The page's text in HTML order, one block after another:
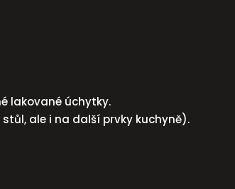
lakované úchytky.
ale i na další prvky kuchyně).